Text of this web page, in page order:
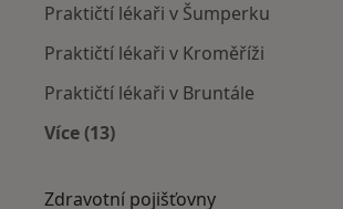
Praktičtí lékaři v Šumperku
Praktičtí lékaři v Kroměříži
Praktičtí lékaři v Bruntále
Více (13)
Zdravotní pojišťovny